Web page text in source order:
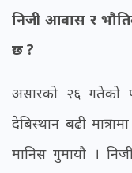
निजी आवास र
छ ?
असारको २६ गतेको
देबिस्थान बढी
मानिस गुमायौ ।